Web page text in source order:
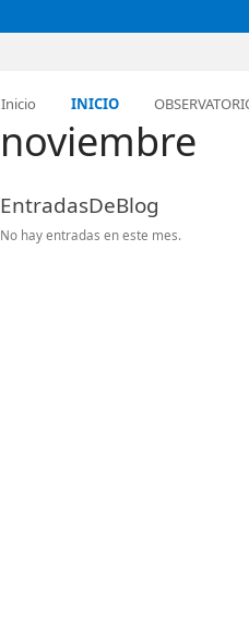
Inicio INICIO
noviembre
EntradasDeBlog
No hay entradas en este mes.